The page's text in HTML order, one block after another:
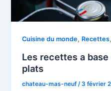
Cuisine du monde, Recettes
Les recettes a
plats
chateau-mas-neuf/3 février